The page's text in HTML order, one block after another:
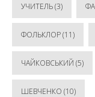
УЧИТЕЛЬ(3)
ФОЛЬКЛОР(11)
ЧАЙКОВСЬКИЙ (5)
ШЕВЧЕНКО (10)